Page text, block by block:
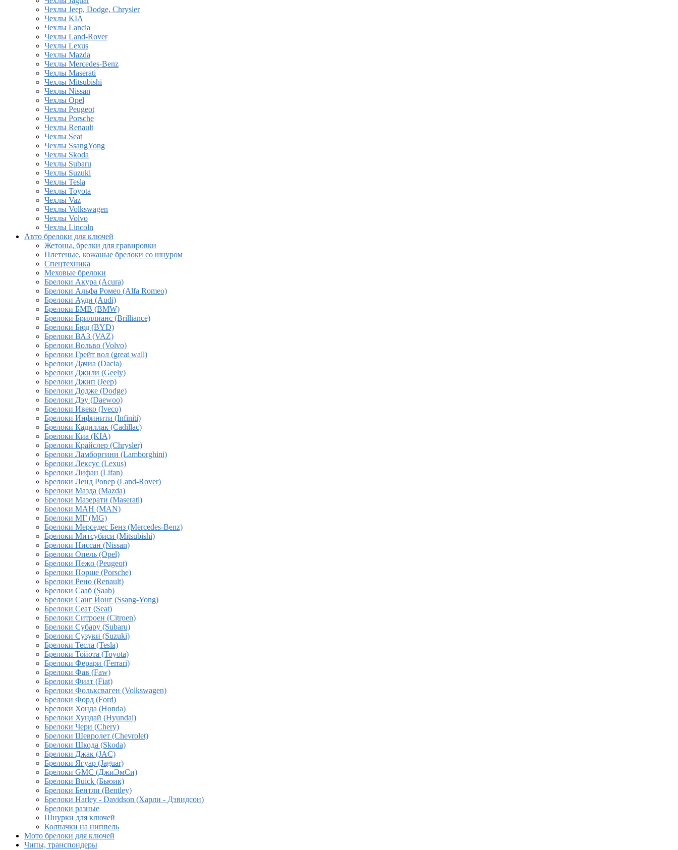
Чехлы Jeep, Dodge, Chrysler
Чехлы KIA
Чехлы Lancia
Чехлы Land-Rover
Чехлы Lexus
Чехлы Mazda
Чехлы Mercedes-Benz
Чехлы Maserati
Чехлы Mitsubishi
Чехлы Nissan
Чехлы Opel
Чехлы Peugeot
Чехлы Porsche
Чехлы Renault
Чехлы Seat
Чехлы SsangYong
Чехлы Skoda
Чехлы Subaru
Чехлы Suzuki
Чехлы Tesla
Чехлы Toyota
Чехлы Vaz
Чехлы Volkswagen
Чехлы Volvo
Чехлы Lincoln
Авто брелоки для ключей
Жетоны, брелки для гравировки
Плетеные, кожаные брелоки со шнуром
Спецтехника
Меховые брелоки
Брелоки Акура (Acura)
Брелоки Альфа Ромео (Alfa Romeo)
Брелоки Ауди (Audi)
Брелоки БМВ (BMW)
Брелоки Бриллианс (Brilliance)
Брелоки Бюд (BYD)
Брелоки ВАЗ (VAZ)
Брелоки Вольво (Volvo)
Брелоки Грейт вол (great wall)
Брелоки Дачиа (Dacia)
Брелоки Джили (Geely)
Брелоки Джип (Jeep)
Брелоки Додже (Dodge)
Брелоки Дэу (Daewoo)
Брелоки Ивеко (Iveco)
Брелоки Инфинити (Infiniti)
Брелоки Кадиллак (Cadillac)
Брелоки Киа (KIA)
Брелоки Крайслер (Chrysler)
Брелоки Ламборгини (Lamborghini)
Брелоки Лексус (Lexus)
Брелоки Лифан (Lifan)
Брелоки Ленд Ровер (Land-Rover)
Брелоки Мазда (Mazda)
Брелоки Мазерати (Maserati)
Брелоки МАН (MAN)
Брелоки МГ (MG)
Брелоки Мерседес Бенз (Mercedes-Benz)
Брелоки Митсубиси (Mitsubishi)
Брелоки Ниссан (Nissan)
Брелоки Опель (Opel)
Брелоки Пежо (Peugeot)
Брелоки Порше (Porsche)
Брелоки Рено (Renault)
Брелоки Сааб (Saab)
Брелоки Санг Йонг (Ssang-Yong)
Брелоки Сеат (Seat)
Брелоки Ситроен (Citroen)
Брелоки Субару (Subaru)
Брелоки Сузуки (Suzuki)
Брелоки Тесла (Tesla)
Брелоки Тойота (Toyota)
Брелоки Ферари (Ferrari)
Брелоки Фав (Faw)
Брелоки Фиат (Fiat)
Брелоки Фольксваген (Volkswagen)
Брелоки Форд (Ford)
Брелоки Хонда (Honda)
Брелоки Хундай (Hyundai)
Брелоки Чери (Chery)
Брелоки Шевролет (Chevrolet)
Брелоки Шкода (Skoda)
Брелоки Джак (JAC)
Брелоки Ягуар (Jaguar)
Брелоки GMC (ДжиЭмСи)
Брелоки Buick (Бьюик)
Брелоки Бентли (Bentley)
Брелоки Harley - Davidson (Харли - Дэвидсон)
Брелоки разные
Шнурки для ключей
Колпачки на ниппель
Мото брелоки для ключей
Чипы, транспондеры